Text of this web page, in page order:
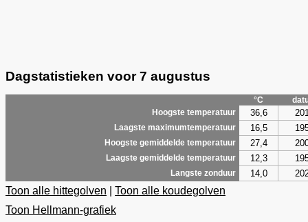
Dagstatistieken voor 7 augustus
°C
Hoogste temperatuur
36,6
Laagste maximumtemperatuur 16,5
Hoogste gemiddelde temperatuur 27,4
Laagste gemiddelde temperatuur 12,3
Langste zonduur 14,0
Toon alle hittegolven
Toon alle koudegolven
Toon Hellmann-grafiek